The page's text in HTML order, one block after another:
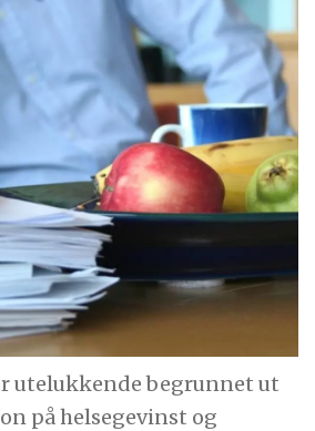
utelukkende begrunnet ut
på helsegevinst og